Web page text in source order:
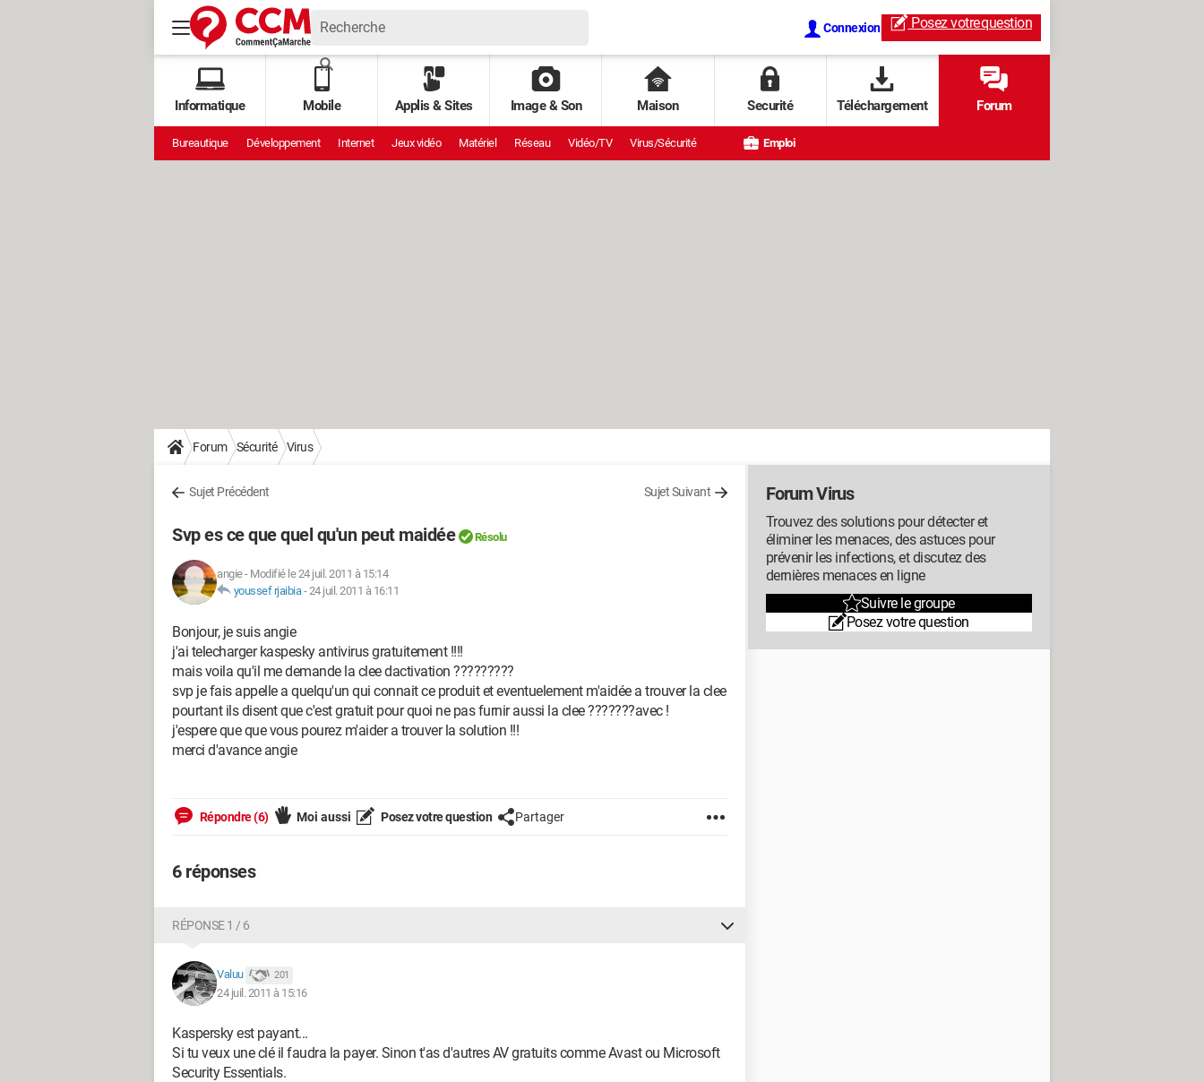
Connexion Posez votrequestion
Informatique Mobile Applis & Sites Image & Son Maison Securité Téléchargement Forum
Bureautique Développement Internet Jeux vidéo Matériel Réseau Vidéo/TV Virus/Sécurité Emploi
Forum Sécurité Virus
Sujet Précédent Sujet Suivant
Svp es ce que quel qu'un peut maidée Résolu
angie- Modifié le 24 juil. 2011 à 15:14
youssef rjaibia-24 juil. 2011 à 16:11
Bonjour, je suis angie
j'ai telecharger kaspesky antivirus gratuitement !!!!
mais voila qu'il me demande la clee dactivation ?????????
svp je fais appelle a quelqu'un qui connait ce produit et eventuelement m'aidée a trouver la clee
pourtant ils disent que c'est gratuit pour quoi ne pas furnir aussi la clee ???????avec !
j'espere que que vous pourez m'aider a trouver la solution !!!
merci d'avance angie
Répondre (6) Moi aussi Posez votre question Partager
6 réponses
RÉPONSE 1 / 6
Valuu 201
24 juil. 2011 à 15:16
Kaspersky est payant...
Si tu veux une clé il faudra la payer. Sinon t'as d'autres AV gratuits comme Avast ou Microsoft
Security Essentials.
Forum Virus
Trouvez des solutions pour détecter et
éliminer les menaces, des astuces pour
prévenir les infections, et discutez des
dernières menaces en ligne
Suivre le groupe
Posez votre question